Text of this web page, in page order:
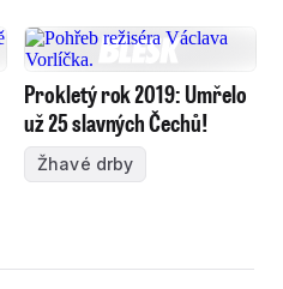
Prokletý rok 2019: Umřelo
už 25 slavných Čechů!
Žhavé drby